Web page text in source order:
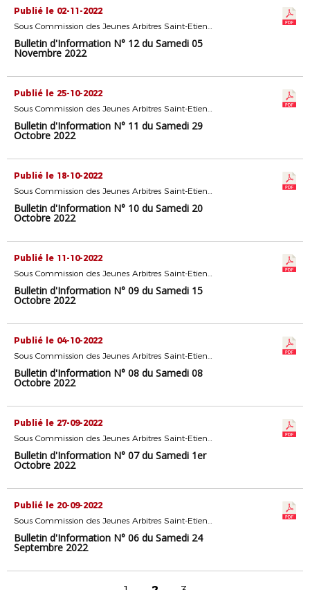
Publié le 02-11-2022
Sous Commission des Jeunes Arbitres Saint-Etienne
Bulletin d'Information N° 12 du Samedi 05
Novembre 2022
Publié le 25-10-2022
Sous Commission des Jeunes Arbitres Saint-Etienne
Bulletin d'Information N° 11 du Samedi 29
Octobre 2022
Publié le 18-10-2022
Sous Commission des Jeunes Arbitres Saint-Etienne
Bulletin d'Information N° 10 du Samedi 20
Octobre 2022
Publié le 11-10-2022
Sous Commission des Jeunes Arbitres Saint-Etienne
Bulletin d'Information N° 09 du Samedi 15
Octobre 2022
Publié le 04-10-2022
Sous Commission des Jeunes Arbitres Saint-Etienne
Bulletin d'Information N° 08 du Samedi 08
Octobre 2022
Publié le 27-09-2022
Sous Commission des Jeunes Arbitres Saint-Etienne
Bulletin d'Information N° 07 du Samedi 1er
Octobre 2022
Publié le 20-09-2022
Sous Commission des Jeunes Arbitres Saint-Etienne
Bulletin d'Information N° 06 du Samedi 24
Septembre 2022